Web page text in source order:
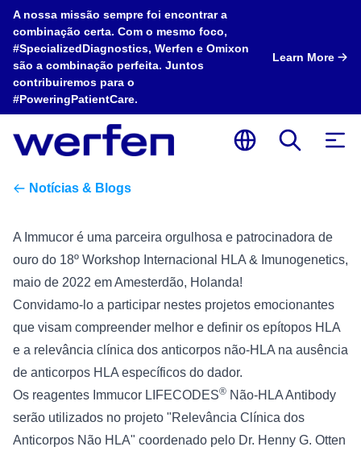
A nossa missão sempre foi encontrar a
combinação certa. Com o mesmo foco,
#SpecializedDiagnostics, Werfen e Omixon
são a combinação perfeita. Juntos
contribuiremos para o
#PoweringPatientCare.
Learn More
Notícias & Blogs
A Immucor é uma parceira orgulhosa e patrocinadora de
ouro do 18º Workshop Internacional HLA & Imunogenetics,
maio de 2022 em Amesterdão, Holanda!
Convidamo-lo a participar nestes projetos emocionantes
que visam compreender melhor e definir os epítopos HLA
e a relevância clínica dos anticorpos não-HLA na ausência
de anticorpos HLA específicos do dador.
Os reagentes Immucor LIFECODES® Não-HLA Antibody
serão utilizados no projeto "Relevância Clínica dos
Anticorpos Não HLA" coordenado pelo Dr. Henny G. Otten